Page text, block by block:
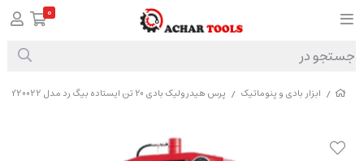
/ ابزار بادی و پنوماتیک / پرس هیدرولیک بادی 20 تن ایستاده بیگ رد مدل TY20022
0